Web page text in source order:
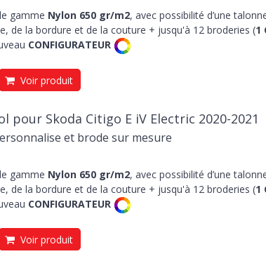
gamme Nylon 650 gr/m2, avec possibilité d’une
de la bordure et de la couture + jusqu'à 12 broderies (1
CONFIGURATEUR
Voir produit
pour Skoda Citigo E iV Electric 2020-2021
et brode sur mesure
gamme Nylon 650 gr/m2, avec possibilité d’une
de la bordure et de la couture + jusqu'à 12 broderies (1
CONFIGURATEUR
Voir produit